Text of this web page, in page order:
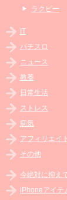
ラクビー
IT
パチスロ
ニュース
教養
日常生活
ストレス
病気
アフィリエイト
その他
今絶対に抑え
iPhoneアイテ